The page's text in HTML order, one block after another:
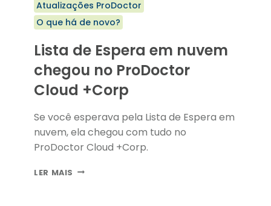
Atualizações ProDoctor
O que há de novo?
Lista de Espera em nuvem
chegou no ProDoctor
Cloud +Corp
Se você esperava pela Lista de Espera em
nuvem, ela chegou com tudo no
ProDoctor Cloud +Corp.
LER MAIS LISTA